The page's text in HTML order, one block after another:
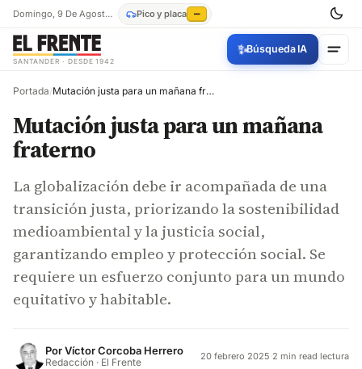
Domingo, 9 De Agosto De 2026 Pico y placa —
SANTANDER · DESDE 1942
✨Búsqueda IA
Portada/ Mutación justa para un mañana fraterno
Mutación justa para un mañana
fraterno
La globalización debe ir acompañada de una
transición justa, priorizando la sostenibilidad
medioambiental y la justicia social,
garantizando empleo y protección social. Se
requiere un esfuerzo conjunto para un mundo
equitativo y habitable.
PorVíctor Corcoba Herrero
Redacción · El Frente 20 febrero 2025·2 min read lectura